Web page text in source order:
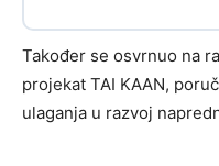
Također se osvrnuo na
projekat TAI KAAN,
ulaganja u razvoj